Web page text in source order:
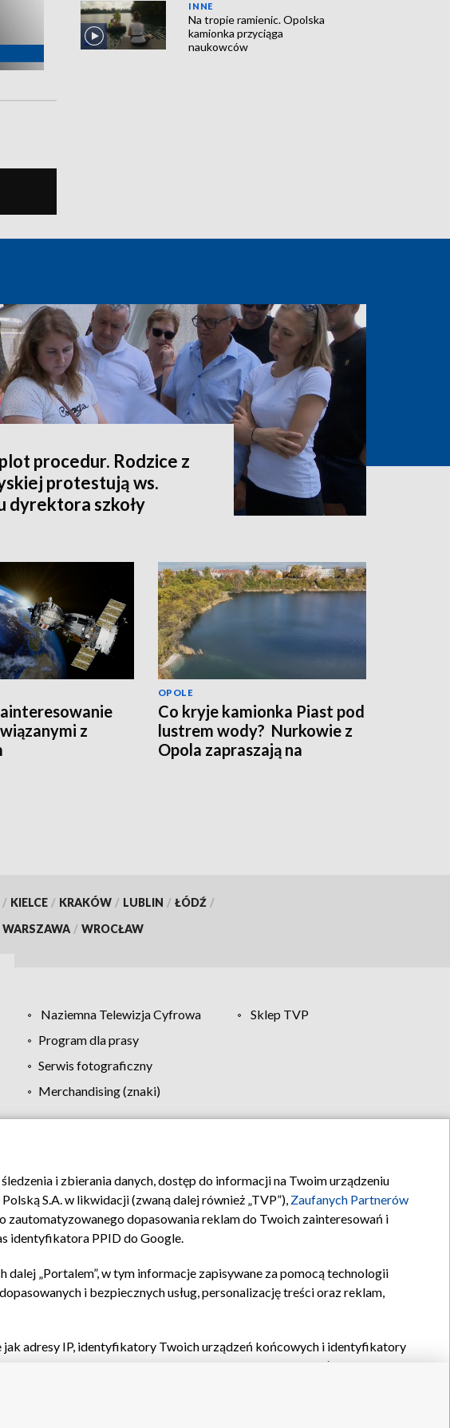
INNE
Na tropie ramienic. Opolska
kamionka przyciąga
naukowców
procedur. Rodzice z
protestują ws.
dyrektora szkoły
z
OPOLE
Co kryje kamionka Piast pod
lustrem wody? Nurkowie z
Opola zapraszają na
/ KIELCE / KRAKÓW / LUBLIN / ŁÓDŹ /
WARSZAWA / WROCŁAW
Naziemna Telewizja Cyfrowa
Sklep TVP
Program dla prasy
Serwis fotograficzny
Merchandising (znaki)
Biuro reklamy Kontakt
i zbierania danych, dostęp do informacji na Twoim urządzeniu
S.A. w likwidacji (zwaną dalej również „TVP”), Zaufanych Partnerów
zautomatyzowanego dopasowania reklam do Twoich zainteresowań i
identyfikatora PPID do Google.
dalej „Portalem”, w tym informacje zapisywane za pomocą technologii
i bezpiecznych usług, personalizację treści oraz reklam,
jak adresy IP, identyfikatory Twoich urządzeń końcowych i identyfikatory
oraz pozostałych
do nich, wyboru podstawowych reklam, wyboru spersonalizowanych
treści, pomiaru wydajności reklam, pomiaru wydajności
zapewnienia bezpieczeństwa, zapobiegania oszustwom i usuwania